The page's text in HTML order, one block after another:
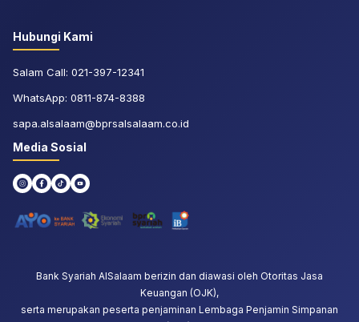
Hubungi Kami
Salam Call: 021-397-12341
WhatsApp: 0811-874-8388
sapa.alsalaam@bprsalsalaam.co.id
Media Sosial
Bank Syariah AlSalaam berizin dan diawasi oleh Otoritas Jasa
Keuangan (OJK),
serta merupakan peserta penjaminan Lembaga Penjamin Simpanan